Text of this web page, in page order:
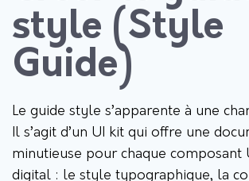
style (Style
Guide)
Le guide style s’apparente à une
Il s’agit d’un UI kit qui offre une
minutieuse pour chaque composant
digital : le style typographique, la